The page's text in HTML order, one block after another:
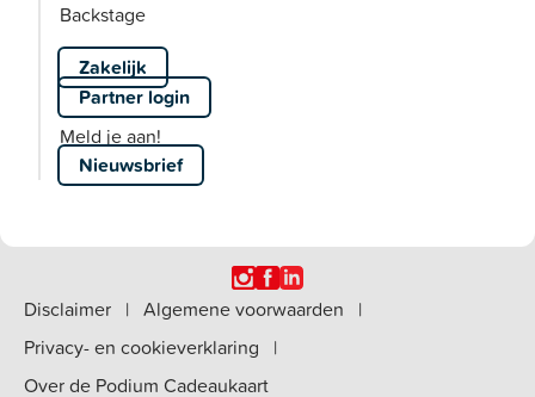
Backstage
Zakelijk
Partner login
Meld je aan!
Nieuwsbrief
Disclaimer | Algemene voorwaarden
|
Privacy- en cookieverklaring
|
Over de Podium Cadeaukaart